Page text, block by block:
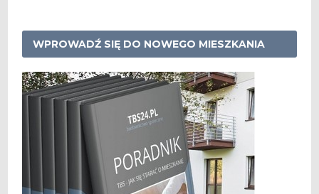
WPROWADŹ SIĘ DO NOWEGO MIESZKANIA